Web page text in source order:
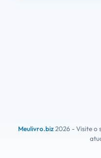
Meulivro.biz2026 - Visite o